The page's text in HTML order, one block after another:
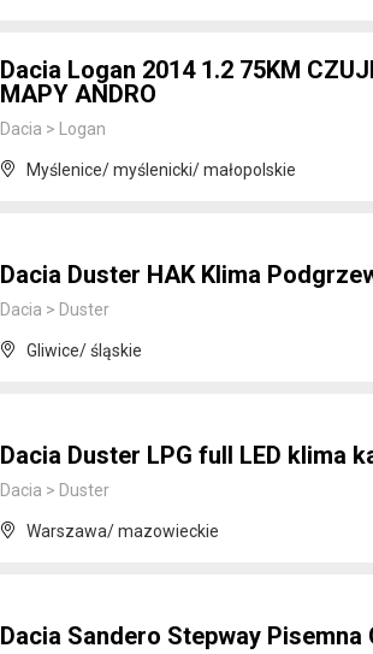
Dacia Logan 2014 1.2 75KM
MAPY ANDRO
Dacia > Logan
Myślenice/ myślenicki/ małopolskie
Dacia Duster HAK Klima
Dacia > Duster
Gliwice/ śląskie
Dacia Duster LPG full LED klima
Dacia > Duster
Warszawa/ mazowieckie
Dacia Sandero Stepway